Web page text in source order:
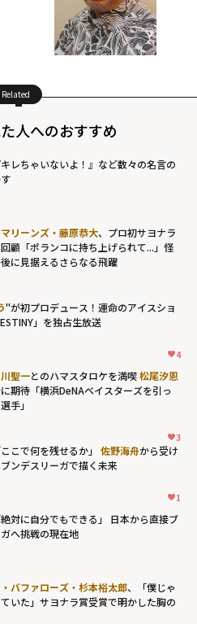
Related
人へのおすすめ
レちゃいないよ！』など数々の名言の
リーンズ・藤原恭大、プロ初サヨナラ
顧「ポランコに持ち上げられて...」怪
に見据えるさらなる飛躍
"が初プロデュース！運命のアイスショ
」を独占生放送
4
聖一とのハマスタロケを満喫松尾汐恩
に期待「横浜DeNAベイスターズを引っ
手」
3
ここで何を残せるか」 佐野海舟から受け
ンデスリーガで描く未来
1
絶対に自分でもできる」 日本から直接ブ
へ――挑戦の現在地
バファローズ・杉本裕太郎、「僕じゃ
いた」サヨナラ賞受賞で明かした胸の